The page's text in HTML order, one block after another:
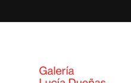
al contenido